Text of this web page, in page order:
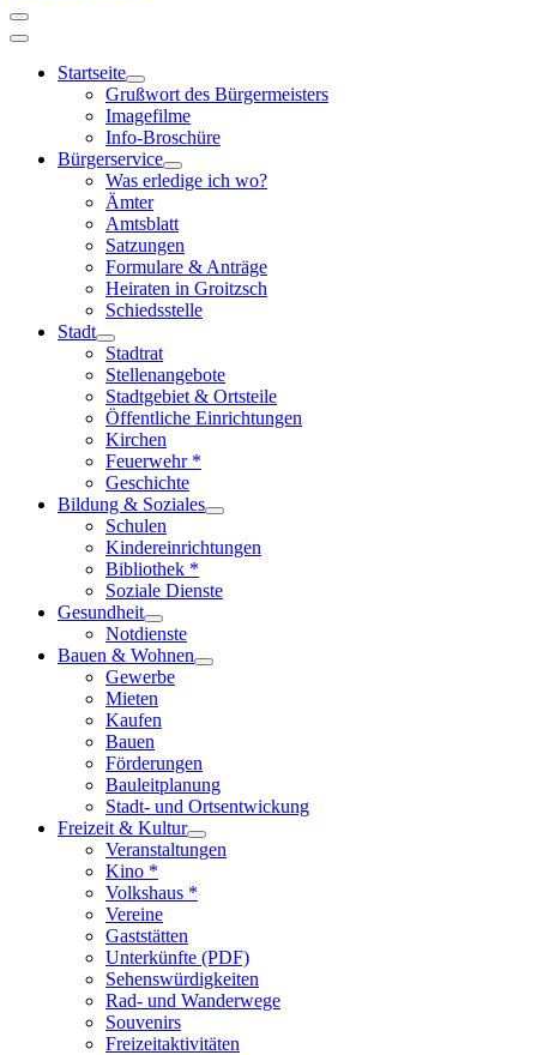
Startseite
Grußwort des Bürgermeisters
Imagefilme
Info-Broschüre
Bürgerservice
Was erledige ich wo?
Ämter
Amtsblatt
Satzungen
Formulare & Anträge
Heiraten in Groitzsch
Schiedsstelle
Stadt
Stadtrat
Stellenangebote
Stadtgebiet & Ortsteile
Öffentliche Einrichtungen
Kirchen
Feuerwehr *
Geschichte
Bildung & Soziales
Schulen
Kindereinrichtungen
Bibliothek *
Soziale Dienste
Gesundheit
Notdienste
Bauen & Wohnen
Gewerbe
Mieten
Kaufen
Bauen
Förderungen
Bauleitplanung
Stadt- und Ortsentwickung
Freizeit & Kultur
Veranstaltungen
Kino *
Volkshaus *
Vereine
Gaststätten
Unterkünfte (PDF)
Sehenswürdigkeiten
Rad- und Wanderwege
Souvenirs
Freizeitaktivitäten